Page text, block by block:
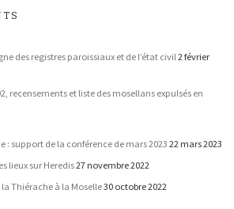
des registres paroissiaux et de l’état civil 2 février
recensements et liste des mosellans expulsés en
: support de la conférence de mars 2023 22 mars 2023
lieux sur Heredis27 novembre 2022
Thiérache à la Moselle30 octobre 2022